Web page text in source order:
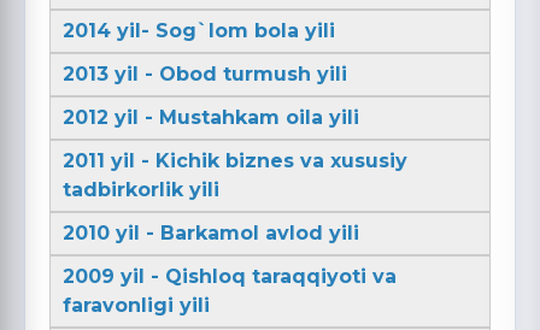
2014 yil- Sog`lom bola yili
2013 yil - Obod turmush yili
2012 yil - Mustahkam oila yili
2011 yil - Kichik biznes va xususiy
tadbirkorlik yili
2010 yil - Barkamol avlod yili
2009 yil - Qishloq taraqqiyoti va
faravonligi yili